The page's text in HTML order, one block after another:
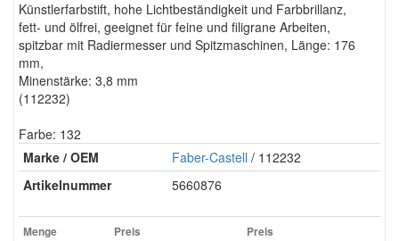
Künstlerfarbstift, hohe Lichtbeständigkeit und Farbbrillanz,
fett- und ölfrei, geeignet für feine und filigrane Arbeiten,
spitzbar mit Radiermesser und Spitzmaschinen, Länge: 176
mm,
Minenstärke: 3,8 mm
(112232)
Farbe: 132
Marke / OEM
Faber-Castell / 112232
Artikelnummer
5660876
Menge
Preis
Preis